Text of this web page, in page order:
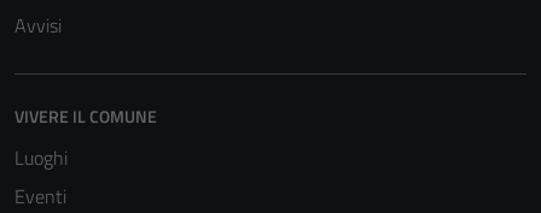
Avvisi
VIVERE IL COMUNE
Luoghi
Eventi